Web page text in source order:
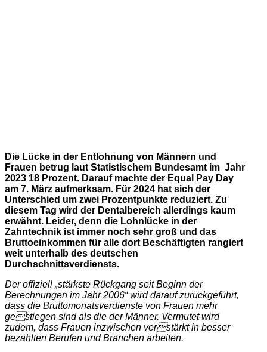
Die Lücke in der Entlohnung von Männern und
Frauen betrug laut Statistischem Bundesamt im Jahr
2023 18 Prozent. Darauf machte der Equal Pay Day
am 7. März aufmerksam. Für 2024 hat sich der
Unterschied um zwei Prozentpunkte reduziert. Zu
diesem Tag wird der Dentalbereich allerdings kaum
erwähnt. Leider, denn die Lohnlücke in der
Zahntechnik ist immer noch sehr groß und das
Bruttoeinkommen für alle dort Beschäftigten rangiert
weit unterhalb des deutschen
Durchschnittsverdiensts.
Der offiziell „stärkste Rückgang seit Beginn der
Berechnungen im Jahr 2006“ wird darauf zurückgeführt,
dass die Bruttomonatsverdienste von Frauen mehr
gestiegen sind als die der Männer. Vermutet wird
zudem, dass Frauen inzwischen verstärkt in besser
bezahlten Berufen und Branchen arbeiten.